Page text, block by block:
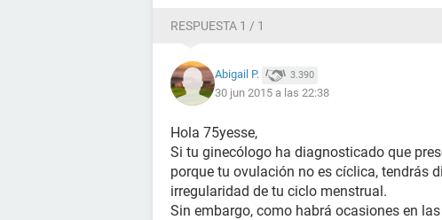
RESPUESTA 1 / 1
Abigail P. 3.390
30 jun 2015 a las 22:38
Hola 75yesse,
Si tu ginecólogo ha diagnosticado que
porque tu ovulación no es cíclica, tendrás
irregularidad de tu ciclo menstrual.
Sin embargo, como habrá ocasiones en